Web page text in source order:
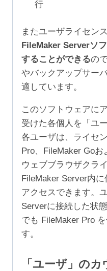
行
またユーザライセンス
FileMaker Serverソ
することができるの
やバックアップサー
適しています。
このソフトウェアに
受けた各個人を「ユ
各ユーザは、ライセ
Pro、FileMaker Go
ウェブブラウザクラ
FileMaker Server内
アクセスできます。
Serverに接続した状
でも FileMaker Pro
す。
「ユーザ」の